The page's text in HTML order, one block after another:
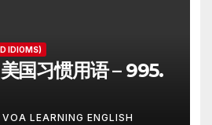
IDIOMS)
国习惯用语 – 995.
VOA LEARNING ENGLISH